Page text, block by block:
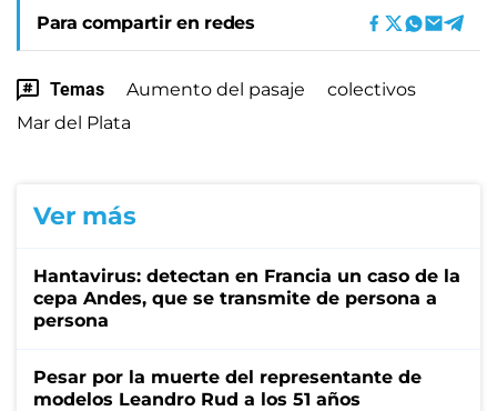
Para compartir en redes
Temas Aumento del pasaje
colectivos
Mar del Plata
Ver más
Hantavirus: detectan en Francia un caso de la
cepa Andes, que se transmite de persona a
persona
Pesar por la muerte del representante de
modelos Leandro Rud a los 51 años